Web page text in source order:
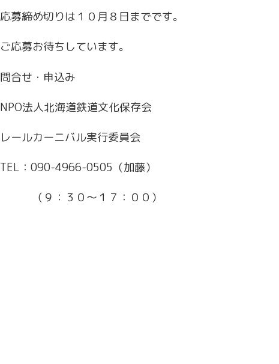
応募締め切りは１０月８日までです。
ご応募お待ちしています。
問合せ・申込み
NPO法人北海道鉄道文化保存会
レールカーニバル実行委員会
TEL：090-4966-0505（加藤）
（９：３０～１７：００）